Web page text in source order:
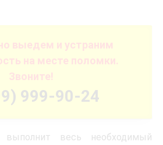
выедем и устраним
на месте поломки.
Звоните!
999-90-24
выполнит весь необходимый